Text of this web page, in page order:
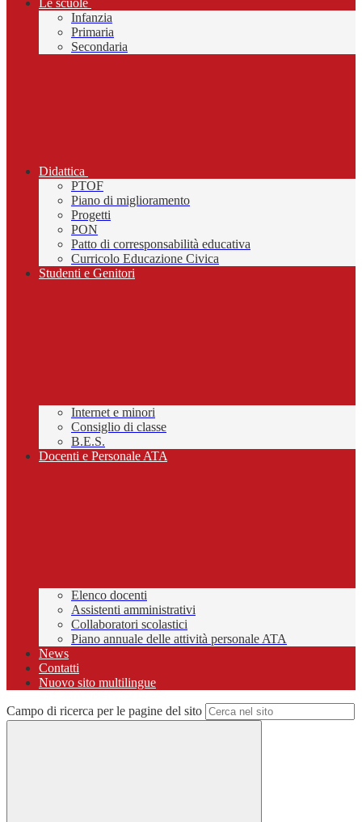
Le scuole
Infanzia
Primaria
Secondaria
Didattica
PTOF
Piano di miglioramento
Progetti
PON
Patto di corresponsabilità educativa
Curricolo Educazione Civica
Studenti e Genitori
Internet e minori
Consiglio di classe
B.E.S.
Docenti e Personale ATA
Elenco docenti
Assistenti amministrativi
Collaboratori scolastici
Piano annuale delle attività personale ATA
News
Contatti
Nuovo sito multilingue
Campo di ricerca per le pagine del sito